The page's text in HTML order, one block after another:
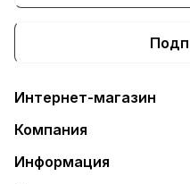
Интернет-магазин
Компания
Информация